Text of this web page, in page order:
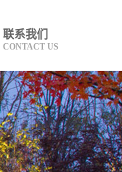
联系我们
CONTACT US